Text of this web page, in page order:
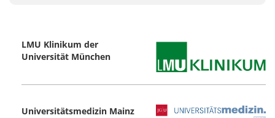
LMU Klinikum der
Universität München
Universitätsmedizin Mainz